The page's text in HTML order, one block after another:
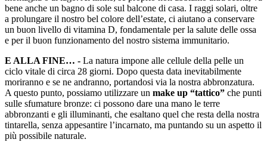
bene anche un bagno di sole sul balcone di casa. I raggi solari, oltre
a prolungare il nostro bel colore dell’estate, ci aiutano a conservare
un buon livello di vitamina D, fondamentale per la salute delle ossa
e per il buon funzionamento del nostro sistema immunitario.
E ALLA FINE… - La natura impone alle cellule della pelle un
ciclo vitale di circa 28 giorni. Dopo questa data inevitabilmente
moriranno e se ne andranno, portandosi via la nostra abbronzatura.
A questo punto, possiamo utilizzare un make up “tattico” che punti
sulle sfumature bronze: ci possono dare una mano le terre
abbronzanti e gli illuminanti, che esaltano quel che resta della nostra
tintarella, senza appesantire l’incarnato, ma puntando su un aspetto il
più possibile naturale.